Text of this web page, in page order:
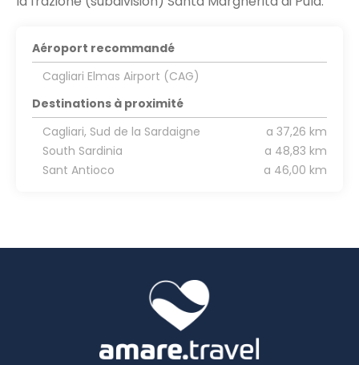
Aéroport recommandé
Cagliari Elmas Airport (CAG)
Destinations à proximité
Cagliari, Sud de la Sardaigne
a 37,26 km
South Sardinia
a 48,83 km
Sant Antioco
a 46,00 km